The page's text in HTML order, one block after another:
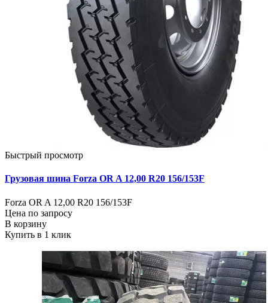
Быстрый просмотр
Грузовая шина Forza OR A 12,00 R20 156/153F
Forza OR A 12,00 R20 156/153F
Цена по запросу
В корзину
Купить в 1 клик